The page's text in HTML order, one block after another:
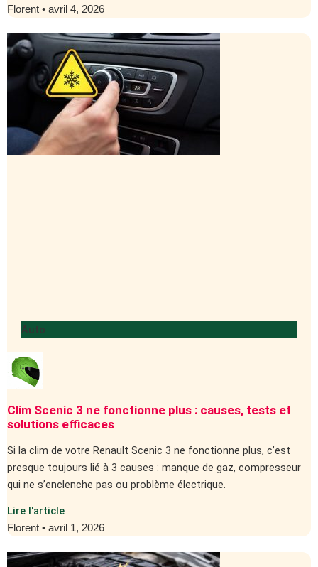
Florent avril 4, 2026
Auto
Clim Scenic 3 ne fonctionne plus : causes, tests et
solutions efficaces
Si la clim de votre Renault Scenic 3 ne fonctionne plus, c’est
presque toujours lié à 3 causes : manque de gaz, compresseur
qui ne s’enclenche pas ou problème électrique.
Lire l'article
Florent avril 1, 2026